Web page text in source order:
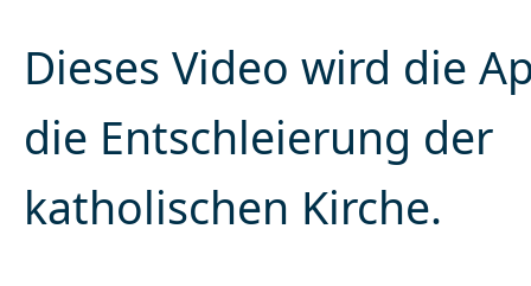
Dieses Video wird die
die Entschleierung der
katholischen Kirche.